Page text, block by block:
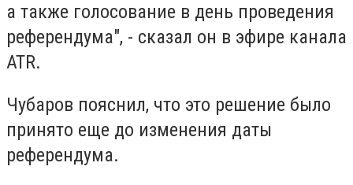
а также голосование в день проведения
референдума", - сказал он в эфире канала
АТR.
Чубаров пояснил, что это решение было
принято еще до изменения даты
референдума.